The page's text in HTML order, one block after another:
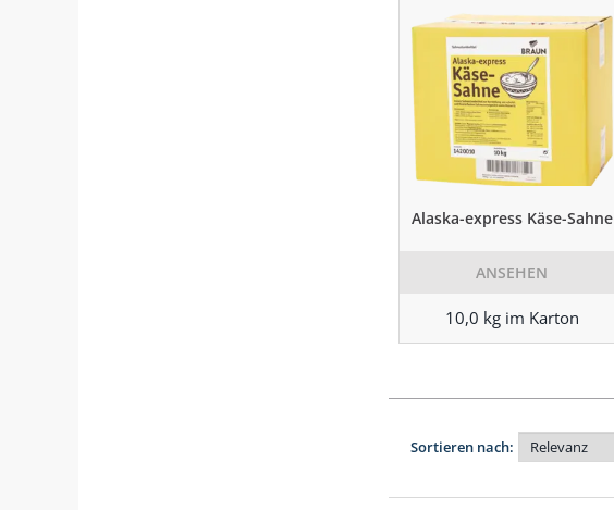
Alaska-express Käse-Sahne
ANSEHEN
10,0 kg im Karton
Sortieren nach: